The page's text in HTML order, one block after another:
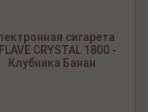
сигарета
CRYSTAL 1800 -
Клубника Банан